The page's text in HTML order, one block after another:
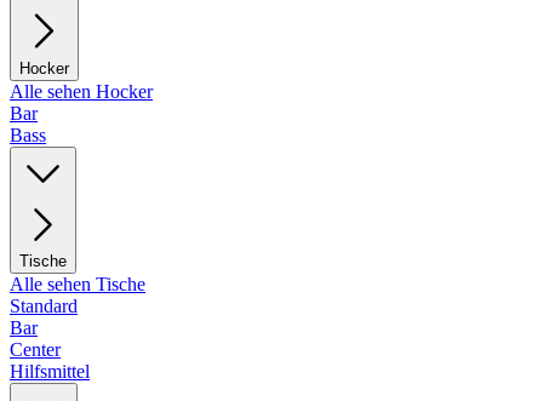
Hocker
Alle sehen Hocker
Bar
Bass
Tische
Alle sehen Tische
Standard
Bar
Center
Hilfsmittel